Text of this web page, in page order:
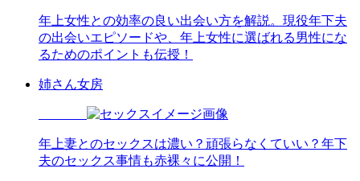
年上女性との効率の良い出会い方を解説。現役年下夫
の出会いエピソードや、年上女性に選ばれる男性にな
るためのポイントも伝授！
姉さん女房
年上妻とのセックスは濃い？頑張らなくていい？年下
夫のセックス事情も赤裸々に公開！